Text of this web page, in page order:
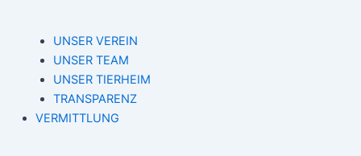
UNSER VEREIN
UNSER TEAM
UNSER TIERHEIM
TRANSPARENZ
VERMITTLUNG